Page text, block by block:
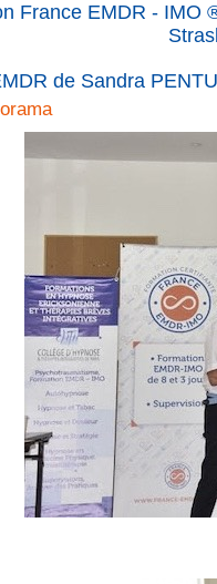
France EMDR - IMO
de Sandra